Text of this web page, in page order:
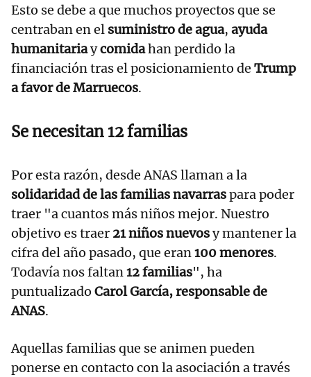
Esto se debe a que muchos proyectos que se
centraban en el suministro de agua, ayuda
humanitariaycomidahan perdido la
financiación tras el posicionamiento de Trump
a favor de Marruecos.
Se necesitan 12 familias
Por esta razón, desde ANAS llaman a la
solidaridad de las familias navarraspara poder
traer "a cuantos más niños mejor. Nuestro
objetivo es traer 21 niños nuevosy mantener la
cifra del año pasado, que eran100 menores.
Todavía nos faltan12 familias", ha
puntualizado Carol García, responsable de
ANAS.
Aquellas familias que se animen pueden
ponerse en contacto con la asociación a través